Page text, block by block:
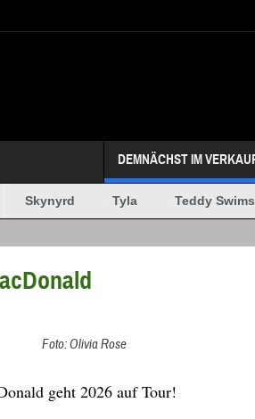
DEMNÄCHST IM
Skynyrd Tyla Teddy Swims
Foto: Olivia Rose
geht 2026 auf Tour!